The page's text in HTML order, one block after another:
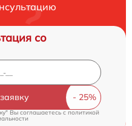
со
Вы соглашаетесь cполитикой